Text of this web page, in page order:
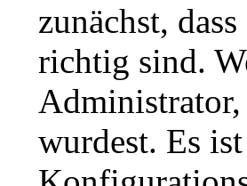
zunächst,
richtig sind.
Administrator,
wurdest. Es